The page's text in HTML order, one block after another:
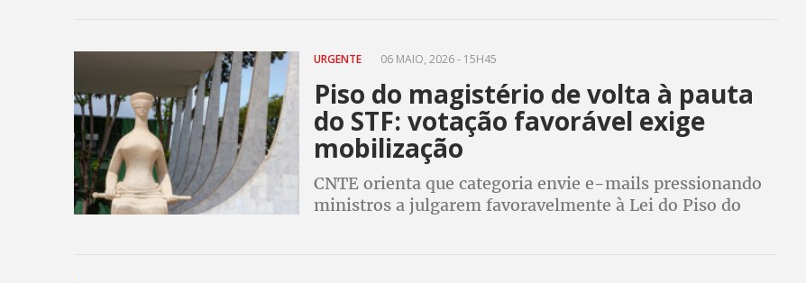
URGENTE 06 MAIO, 2026 - 15H45
Piso do magistério de volta à pauta
do STF: votação favorável exige
mobilização
CNTE orienta que categoria envie e-mails pressionando
ministros a julgarem favoravelmente à Lei do Piso do